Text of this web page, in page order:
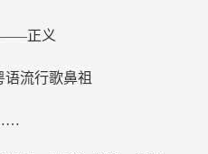
——正义
流行歌鼻祖